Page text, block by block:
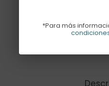
Añadir Al
*Para más